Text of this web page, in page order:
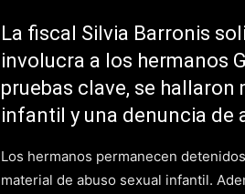
La fiscal Silvia Barronis
involucra a los hermanos
pruebas clave, se hallaron
infantil y una denuncia de
Los hermanos permanecen
material de abuso sexual infantil.